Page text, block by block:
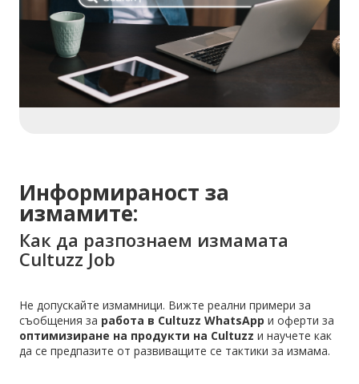
Информираност за
измамите:
Как да разпознаем измамата
Cultuzz Job
Не допускайте измамници. Вижте реални примери за
съобщения за работа в Cultuzz WhatsApp и оферти за
оптимизиране на продукти на Cultuzz и научете как
да се предпазите от развиващите се тактики за измама.